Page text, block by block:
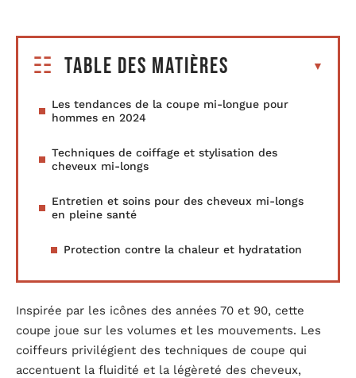
Table des matières
Les tendances de la coupe mi-longue pour
hommes en 2024
Techniques de coiffage et stylisation des
cheveux mi-longs
Entretien et soins pour des cheveux mi-longs
en pleine santé
Protection contre la chaleur et hydratation
Inspirée par les icônes des années 70 et 90, cette
coupe joue sur les volumes et les mouvements. Les
coiffeurs privilégient des techniques de coupe qui
accentuent la fluidité et la légèreté des cheveux,